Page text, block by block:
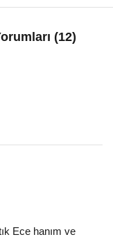
(12)
Ece hanım ve